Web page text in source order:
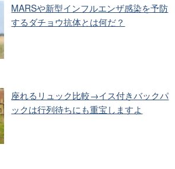
MARSや新型インフルエンザ感染を予防
するダチョウ抗体とは何だ？
座れるリュック比較→イス付きバックパ
ックは行列待ちにも重宝しますよ